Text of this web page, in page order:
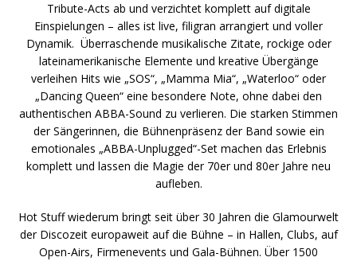
Tribute-Acts ab und verzichtet komplett auf digitale
Einspielungen – alles ist live, filigran arrangiert und voller
Dynamik. Überraschende musikalische Zitate, rockige oder
lateinamerikanische Elemente und kreative Übergänge
verleihen Hits wie „SOS“, „Mamma Mia“, „Waterloo“ oder
„Dancing Queen“ eine besondere Note, ohne dabei den
authentischen ABBA-Sound zu verlieren. Die starken Stimmen
der Sängerinnen, die Bühnenpräsenz der Band sowie ein
emotionales „ABBA-Unplugged“-Set machen das Erlebnis
komplett und lassen die Magie der 70er und 80er Jahre neu
aufleben.
Hot Stuff wiederum bringt seit über 30 Jahren die Glamourwelt
der Discozeit europaweit auf die Bühne – in Hallen, Clubs, auf
Open-Airs, Firmenevents und Gala-Bühnen. Über 1500